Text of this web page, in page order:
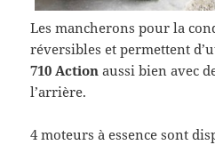
Les mancherons pour la
réversibles et permettent
710 Action aussi bien avec
l’arrière.
4 moteurs à essence sont